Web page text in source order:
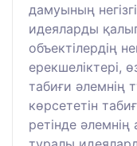
дамуының
идеяларды
объектілердің
ерекшеліктері,
табиғи әлемнің
көрсететін
ретінде